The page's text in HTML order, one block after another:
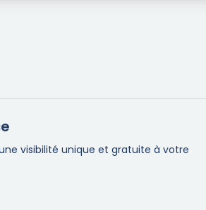
visibilité unique et gratuite à votre